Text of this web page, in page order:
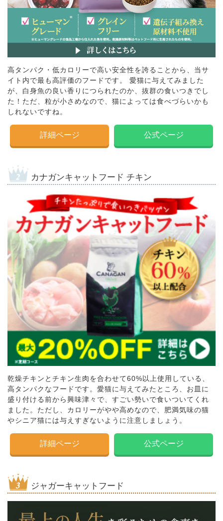
高タンパク・低カロリーで高い安全性を誇ることから、当サ
イト内で最も高評価のフードです。 愛猫に与えてみました
が、白身魚の良い香りにつられたのか、抜群の食いつきでし
た！ただ、粒が小さめなので、猫によっては食べづらいかも
しれないですね。
詳細ページ 公式ページ
カナガンキャットフード チキン
乾燥チキンとチキン生肉を合わせて60%以上使用している、
高タンパクなフードです。愛猫に与えてみたところ、お皿に
盛り付ける前から興味津々で、すごい勢いで食いついてくれ
ました。ただし、カロリーがやや高めなので、肥満気味の猫
やシニア猫には与えすぎないように注意しましょう。
詳細ページ 公式ページ
ジャガーキャットフード